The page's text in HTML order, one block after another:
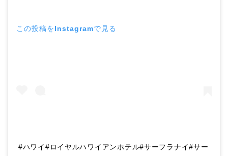
この投稿をInstagramで見る
#ハワイ#ロイヤルハワイアンホテル#サーフラナイ#サー